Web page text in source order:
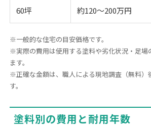
60坪 約120～200万円
※一般的な住宅の目安価格です。
※実際の費用は使用する塗料や劣化状況・足場
ます。
※正確な金額は、職人による現地調査（無料）
す。
塗料別の費用と耐用年数